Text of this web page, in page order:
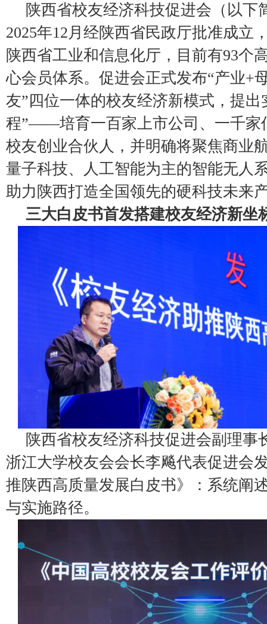
陕西省校友经济科技促进会（以下
2025年12月经陕西省民政厅批准成立
陕西省工业和信息化厅，目前有93个
心会员体系。促进会正式发布“产业+
友”四位一体的校友经济新模式，提出
程”——培育一百家上市公司、一千家
校友创业合伙人，并明确将聚焦商业
量子科技、人工智能为主的智能无人
助力陕西打造全国领先的硬科技未来
三大白皮书首发搭建校友经济新坐
陕西省校友经济科技促进会副理事
浙江大学校友会会长李飚代表促进会
推陕西高质量发展白皮书》：系统阐
与实施路径。